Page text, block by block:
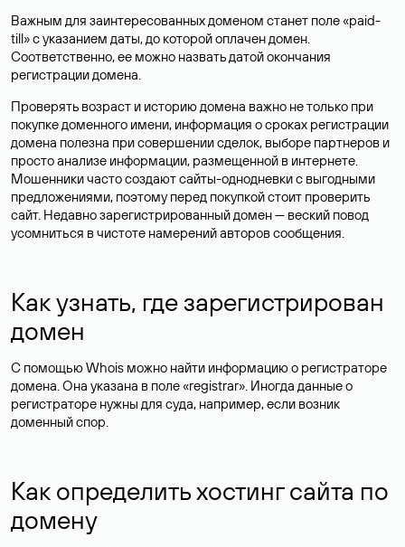
Важным для заинтересованных доменом станет поле «paid-
till» с указанием даты, до которой оплачен домен.
Соответственно, ее можно назвать датой окончания
регистрации домена.
Проверять возраст и историю домена важно не только при
покупке доменного имени, информация о сроках регистрации
домена полезна при совершении сделок, выборе партнеров и
просто анализе информации, размещенной в интернете.
Мошенники часто создают сайты-однодневки с выгодными
предложениями, поэтому перед покупкой стоит проверить
сайт. Недавно зарегистрированный домен — веский повод
усомниться в чистоте намерений авторов сообщения.
Как узнать, где зарегистрирован
домен
С помощью Whois можно найти информацию о регистраторе
домена. Она указана в поле «registrar». Иногда данные о
регистраторе нужны для суда, например, если возник
доменный спор.
Как определить хостинг сайта по
домену